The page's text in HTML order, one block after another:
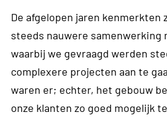
De afgelopen jaren kenmerkten
steeds nauwere samenwerking
waarbij we gevraagd werden
complexere projecten aan te
waren er; echter, het gebouw
onze klanten zo goed mogelijk